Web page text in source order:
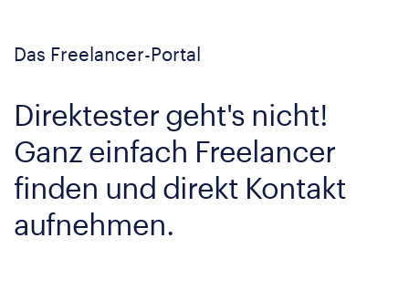
Das Freelancer-Portal
Direktester geht's nicht!
Ganz einfach Freelancer
finden und direkt Kontakt
aufnehmen.